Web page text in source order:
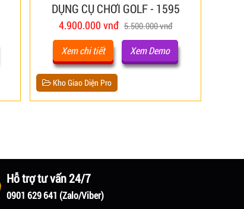
DỤNG CỤ CHƠI GOLF - 1595
4.900.000 vnđ 5.500.000 vnđ
Xem chi tiết Xem Demo
Kho Giao Diện Pro
Hỗ trợ tư vấn 24/7
0901 629 641 (Zalo/Viber)